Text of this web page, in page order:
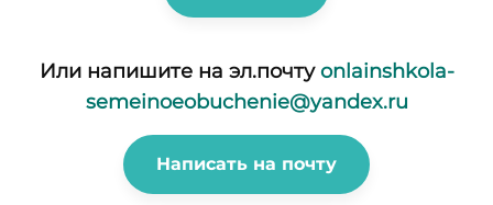
Или напишите на эл.почтуonlainshkola-
semeinoeobuchenie@yandex.ru
Написать на почту